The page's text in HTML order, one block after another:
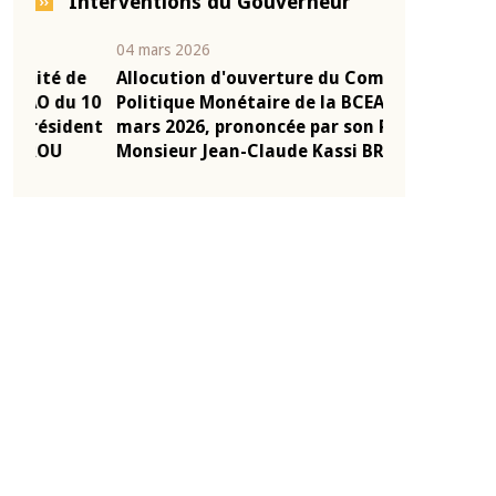
04 mars 2026
Allocution d'ouverture du Comité de
Politique Monétaire de la BCEAO du 4
mars 2026, prononcée par son Président
Monsieur Jean-Claude Kassi BROU